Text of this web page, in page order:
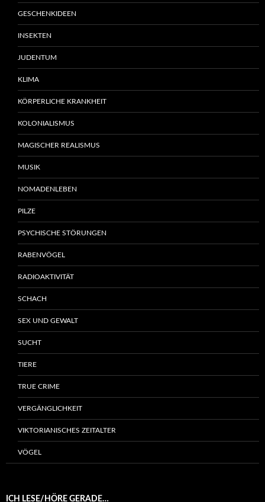
GESCHENKIDEEN
INSEKTEN
JUDENTUM
KLIMA
KÖRPERLICHE KRANKHEIT
KOLONIALISMUS
MAGISCHER REALISMUS
MUSIK
NOMADENLEBEN
PILZE
PSYCHISCHE STÖRUNGEN
RABENVÖGEL
RADIOAKTIVITÄT
SCHACH
SEX UND GEWALT
SUCHT
TIERE
TRUE CRIME
VERGÄNGLICHKEIT
VIKTORIANISCHES ZEITALTER
VÖGEL
ICH LESE/HÖRE GERADE…